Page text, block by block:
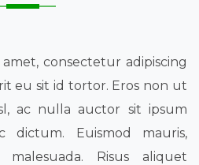
consectetur adipiscing
eu sit id tortor. Eros non ut
ac nulla auctor sit ipsum
dictum. Euismod mauris,
Risus aliquet